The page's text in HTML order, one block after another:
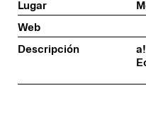
Lugar
Web
Descripción